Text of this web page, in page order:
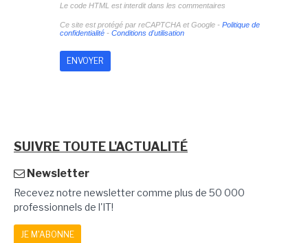
Le code HTML est interdit dans les commentaires
Ce site est protégé par reCAPTCHA et Google - Politique de
confidentialité- Conditions d'utilisation
SUIVRE TOUTE L'ACTUALITÉ
Newsletter
Recevez notre newsletter comme plus de 50 000
professionnels de l'IT!
JE M'ABONNE